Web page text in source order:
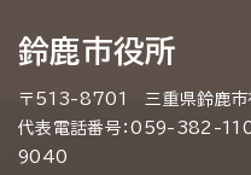
鈴鹿市役所
〒513-8701 三重県鈴鹿市
代表電話番号：059-382-
9040